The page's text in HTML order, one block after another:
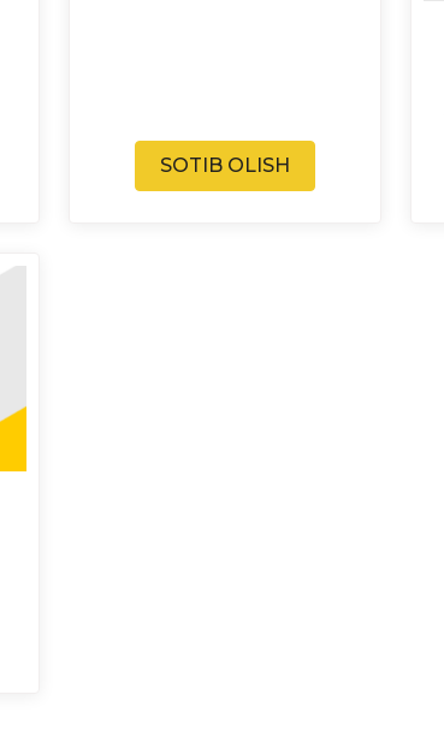
SOTIB OLISH